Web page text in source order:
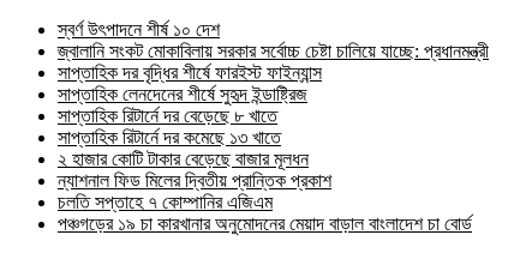
স্বর্ণ উৎপাদনে শীর্ষ ১০ দেশ
জ্বালানি সংকট মোকাবিলায় সরকার সর্বোচ্চ চেষ্টা চালিয়ে যাচ্ছে: প্রধানমন্ত্রী
সাপ্তাহিক দর বৃদ্ধির শীর্ষে ফারইস্ট ফাইন্যান্স
সাপ্তাহিক লেনদেনের শীর্ষে সুহৃদ ইন্ডাষ্ট্রিজ
সাপ্তাহিক রিটার্নে দর বেড়েছে ৮ খাতে
সাপ্তাহিক রিটার্নে দর কমেছে ১৩ খাতে
২ হাজার কোটি টাকার বেড়েছে বাজার মূলধন
ন্যাশনাল ফিড মিলের দ্বিতীয় প্রান্তিক প্রকাশ
চলতি সপ্তাহে ৭ কোম্পানির এজিএম
পঞ্চগড়ের ১৯ চা কারখানার অনুমোদনের মেয়াদ বাড়াল বাংলাদেশ চা বোর্ড